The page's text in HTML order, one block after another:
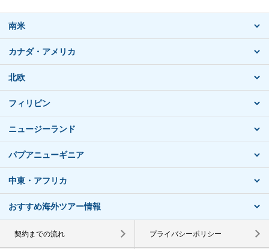
南米
カナダ・アメリカ
北欧
フィリピン
ニュージーランド
パプアニューギニア
中東・アフリカ
おすすめ海外ツアー情報
契約までの流れ プライバシーポリシー